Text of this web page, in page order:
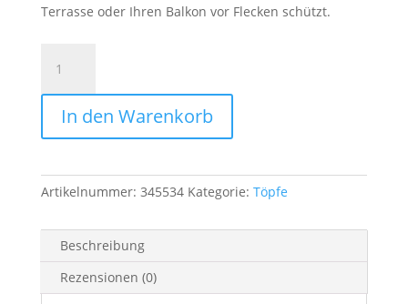
Terrasse oder Ihren Balkon vor Flecken schützt.
Pflanztopf
Cilindro
Farnese
anthrazit
Menge
In den Warenkorb
Artikelnummer: 345534 Kategorie: Töpfe
Beschreibung
Rezensionen (0)